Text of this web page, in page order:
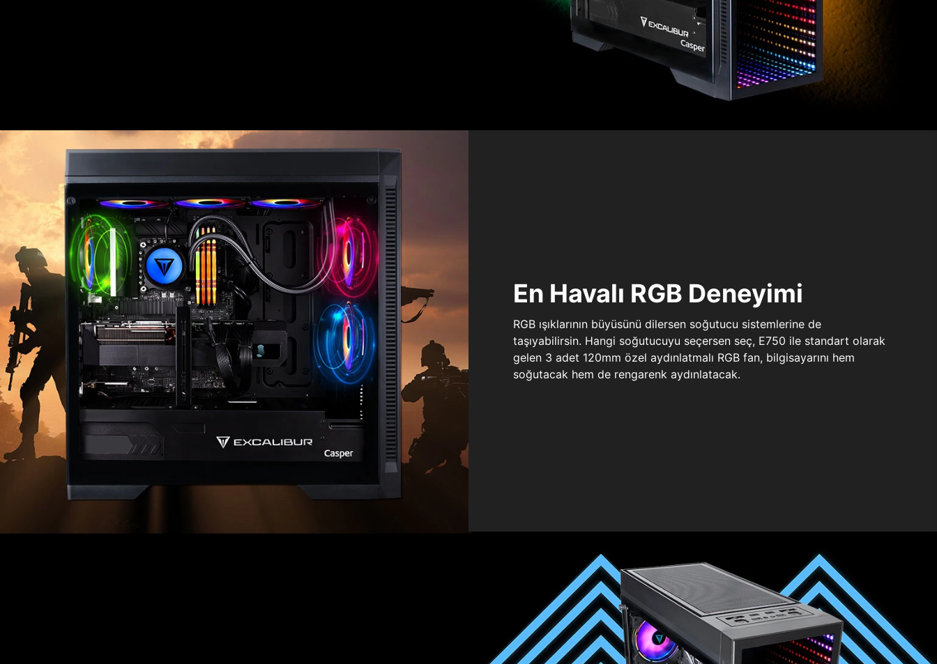
En Havalı RGB Deneyimi
RGB ışıklarının büyüsünü dilersen soğutucu sistemlerine de
taşıyabilirsin. Hangi soğutucuyu seçersen seç, E750 ile standart olarak
gelen 3 adet 120mm özel aydınlatmalı RGB fan, bilgisayarını hem
soğutacak hem de rengarenk aydınlatacak.